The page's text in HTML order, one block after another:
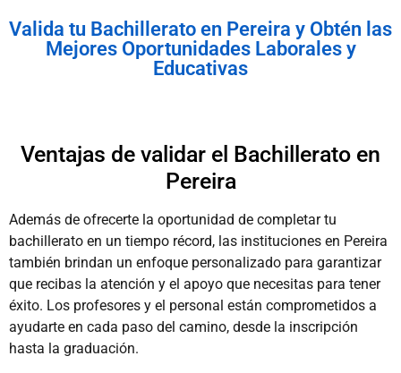
Valida tu Bachillerato en Pereira y Obtén las
Mejores Oportunidades Laborales y
Educativas
Ventajas de validar el Bachillerato en
Pereira
Además de ofrecerte la oportunidad de completar tu
bachillerato en un tiempo récord, las instituciones en Pereira
también brindan un enfoque personalizado para garantizar
que recibas la atención y el apoyo que necesitas para tener
éxito. Los profesores y el personal están comprometidos a
ayudarte en cada paso del camino, desde la inscripción
hasta la graduación.